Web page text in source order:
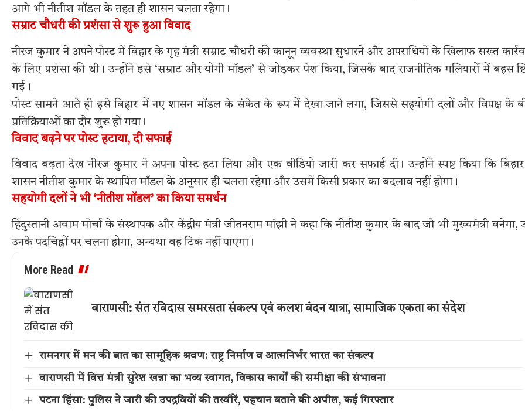
आगे भी नीतीश मॉडल के तहत ही शासन चलता रहेगा।
सम्राट चौधरी की प्रशंसा से शुरू हुआ विवाद
नीरज कुमार ने अपने पोस्ट में बिहार के गृह मंत्री सम्राट चौधरी की कानून व्यवस्था सुधारने और अपराधियों के खिलाफ सख्त
के लिए प्रशंसा की थी। उन्होंने इसे ‘सम्राट और योगी मॉडल’ से जोड़कर पेश किया, जिसके बाद राजनीतिक गलियारों में बहस
गई।
पोस्ट सामने आते ही इसे बिहार में नए शासन मॉडल के संकेत के रूप में देखा जाने लगा, जिससे सहयोगी दलों और विपक्ष के
प्रतिक्रियाओं का दौर शुरू हो गया।
विवाद बढ़ने पर पोस्ट हटाया, दी सफाई
विवाद बढ़ता देख नीरज कुमार ने अपना पोस्ट हटा लिया और एक वीडियो जारी कर सफाई दी। उन्होंने स्पष्ट किया कि
शासन नीतीश कुमार के स्थापित मॉडल के अनुसार ही चलता रहेगा और उसमें किसी प्रकार का बदलाव नहीं होगा।
सहयोगी दलों ने भी ‘नीतीश मॉडल’ का किया समर्थन
हिंदुस्तानी अवाम मोर्चा के संस्थापक और केंद्रीय मंत्री जीतनराम मांझी ने कहा कि नीतीश कुमार के बाद जो भी मुख्यमंत्री बनेगा,
उनके पदचिह्नों पर चलना होगा, अन्यथा वह टिक नहीं पाएगा।
More Read
वाराणसी: संत रविदास समरसता संकल्प एवं कलश वंदन यात्रा, सामाजिक एकता का संदेश
रामनगर में मन की बात का सामूहिक श्रवण: राष्ट्र निर्माण व आत्मनिर्भर भारत का संकल्प
वाराणसी में वित्त मंत्री सुरेश खन्ना का भव्य स्वागत, विकास कार्यों की समीक्षा की संभावना
पटना हिंसा: पुलिस ने जारी की उपद्रवियों की तस्वीरें, पहचान बताने की अपील, कई गिरफ्तार